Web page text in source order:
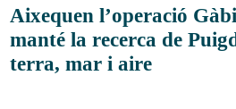
Aixequen l’operació
manté la recerca de
terra, mar i aire